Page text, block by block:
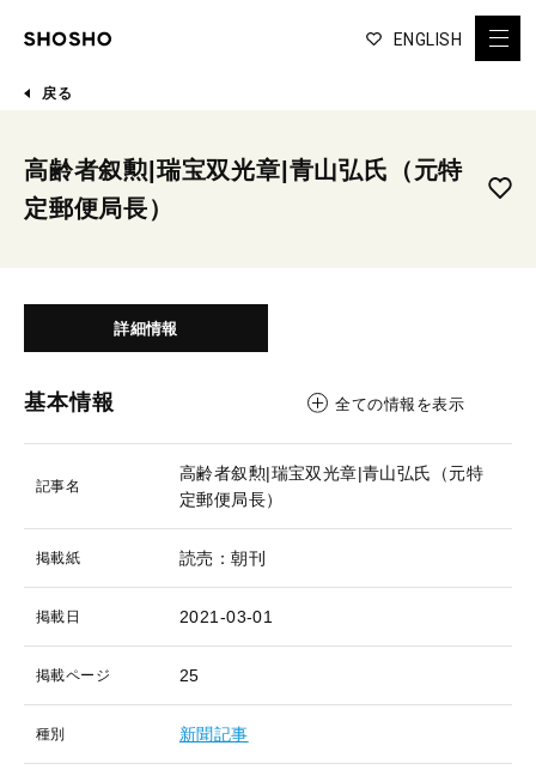
ENGLISH
戻る
高齢者叙勲|瑞宝双光章|青山弘氏（元特
定郵便局長）
詳細情報
基本情報 全ての情報を表示
記事名
高齢者叙勲|瑞宝双光章|青山弘氏（元特
定郵便局長）
掲載紙 読売：朝刊
掲載日 2021-03-01
掲載ページ 25
種別 新聞記事